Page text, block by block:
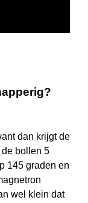
dan krijgt de
bollen 5
145 graden en
wel klein dat